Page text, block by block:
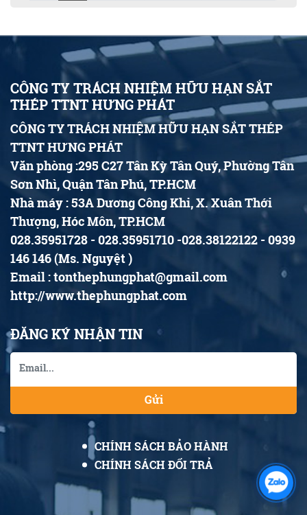
CÔNG TY TRÁCH NHIỆM HỮU HẠN SẮT
THÉP TTNT HƯNG PHÁT
CÔNG TY TRÁCH NHIỆM HỮU HẠN SẮT THÉP
TTNT HƯNG PHÁT
Văn phòng :295 C27 Tân Kỳ Tân Quý, Phường Tân
Sơn Nhì, Quận Tân Phú, TP.HCM
Nhà máy : 53A Dương Công Khi, X. Xuân Thới
Thượng, Hóc Môn, TP.HCM
028.35951728 - 028.35951710 -028.38122122 - 0939
146 146 (Ms. Nguyệt )
Email : tonthephungphat@gmail.com
http://www.thephungphat.com
ĐĂNG KÝ NHẬN TIN
Gửi
CHÍNH SÁCH BẢO HÀNH
CHÍNH SÁCH ĐỔI TRẢ